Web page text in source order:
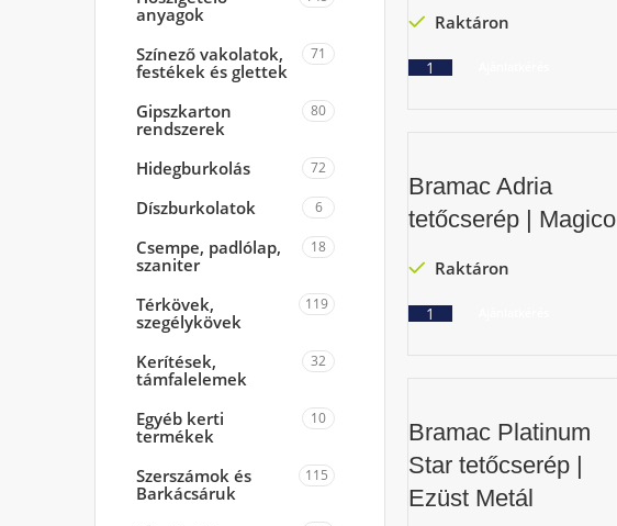
anyagok
Színező vakolatok,
festékek és glettek
71
Gipszkarton
rendszerek
80
Hidegburkolás 72
Díszburkolatok 6
Csempe, padlólap,
szaniter
18
Térkövek,
szegélykövek
119
Kerítések,
támfalelemek
32
Egyéb kerti
termékek
10
Szerszámok és
Barkácsáruk
115
Raktáron
Bramac Adria
tetőcserép | Magico
Raktáron
Bramac Platinum
Star tetőcserép |
Ezüst Metál